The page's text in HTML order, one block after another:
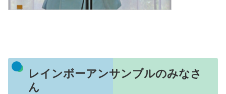
レインボーアンサンブルのみなさ
ん